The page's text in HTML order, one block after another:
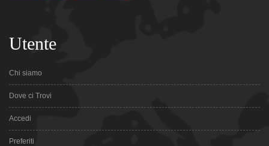
Utente
Chi siamo
Dove ci Trovi
Accedi
Preferiti